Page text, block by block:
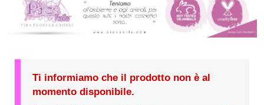
Ti informiamo che il prodotto non è al
momento disponibile.